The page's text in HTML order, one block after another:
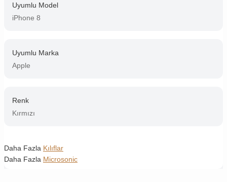
Uyumlu Model
iPhone 8
Uyumlu Marka
Apple
Renk
Kırmızı
Daha Fazla Kılıflar
Daha Fazla Microsonic